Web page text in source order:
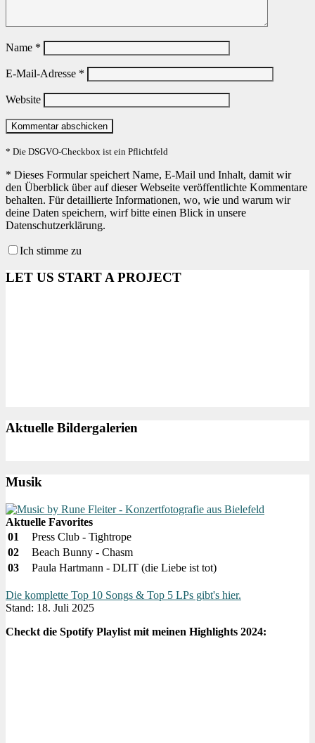
Name *
E-Mail-Adresse *
Website
* Die DSGVO-Checkbox ist ein Pflichtfeld
* Dieses Formular speichert Name, E-Mail und Inhalt, damit wir
den Überblick über auf dieser Webseite veröffentlichte Kommentare
behalten. Für detaillierte Informationen, wo, wie und warum wir
deine Daten speichern, wirf bitte einen Blick in unsere
Datenschutzerklärung.
Ich stimme zu
LET US START A PROJECT
Aktuelle Bildergalerien
Musik
Aktuelle Favorites
01
Press Club - Tightrope
02
Beach Bunny - Chasm
03
Paula Hartmann - DLIT (die Liebe ist tot)
Die komplette Top 10 Songs & Top 5 LPs gibt's hier.
Stand: 18. Juli 2025
Checkt die Spotify Playlist mit meinen Highlights 2024: